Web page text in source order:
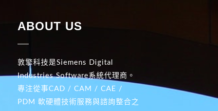
ABOUT US
敦擎科技是Siemens Digital
Industries Software系統代理商。
專注從事CAD / CAM / CAE /
PDM 軟硬體技術服務與諮詢整合之